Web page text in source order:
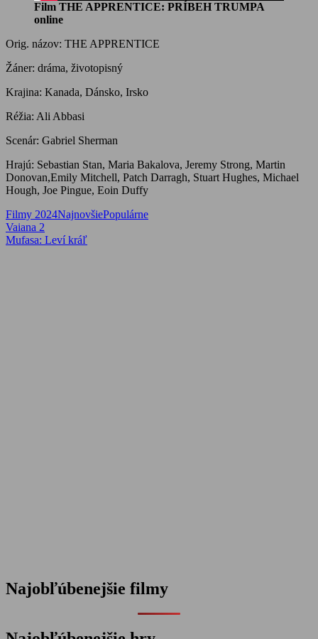
Film THE APPRENTICE: PRÍBEH TRUMPA
online
Orig. názov: THE APPRENTICE
Žáner: dráma, životopisný
Krajina: Kanada, Dánsko, Irsko
Réžia: Ali Abbasi
Scenár: Gabriel Sherman
Hrajú: Sebastian Stan, Maria Bakalova, Jeremy Strong, Martin
Donovan,Emily Mitchell, Patch Darragh, Stuart Hughes, Michael
Hough, Joe Pingue, Eoin Duffy
Filmy 2024NajnovšiePopulárne
Navigácia
v
Previous
Post:
Vaiana 2
Next
Mufasa: Leví kráľ
Najobľúbenejšie filmy